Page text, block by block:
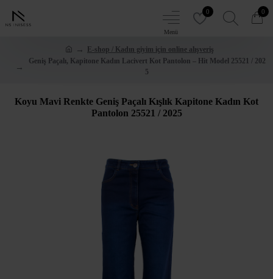
0 0
E-shop / Kadın giyim için online alışveriş
Geniş Paçalı, Kapitone Kadın Lacivert Kot Pantolon – Hit Model 25521 / 202
5
Koyu Mavi Renkte Geniş Paçalı Kışlık Kapitone Kadın Kot
Pantolon 25521 / 2025